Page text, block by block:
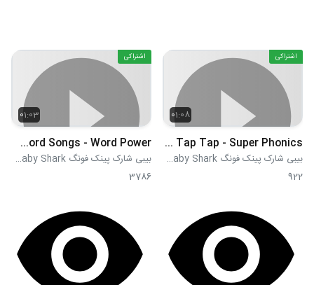
01:08
اشتراکی
Rap a Tap Tap - Super Phonics
بیبی شارک پینک فونگ Pink Fong Baby Shark
922
01:03
اشتراکی
Colors - Word Songs - Word Power
بیبی شارک پینک فونگ Pink Fong Baby Shark
3786